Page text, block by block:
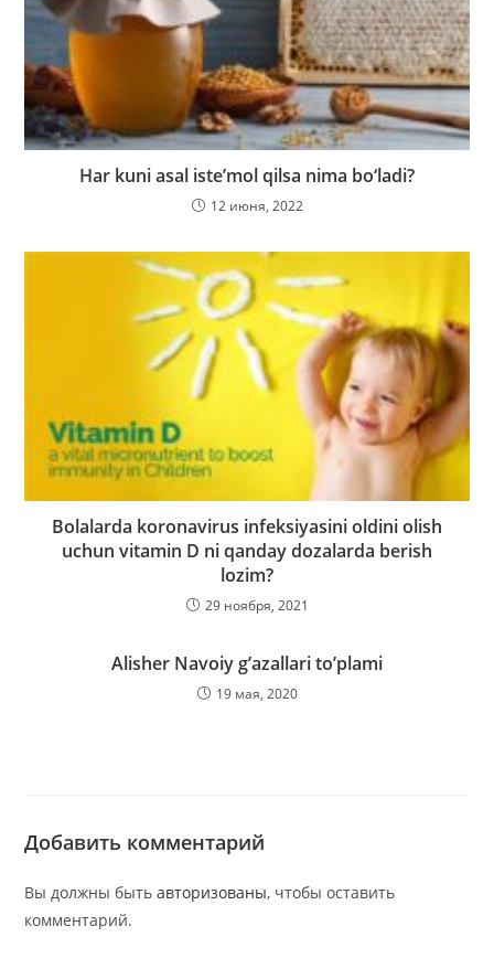
Har kuni asal iste’mol qilsa nima bo‘ladi?
12 июня, 2022
Bolalarda koronavirus infeksiyasini oldini olish
uchun vitamin D ni qanday dozalarda berish
lozim?
29 ноября, 2021
Alisher Navoiy g’azallari to’plami
19 мая, 2020
Добавить комментарий
Вы должны бытьавторизованы, чтобы оставить
комментарий.